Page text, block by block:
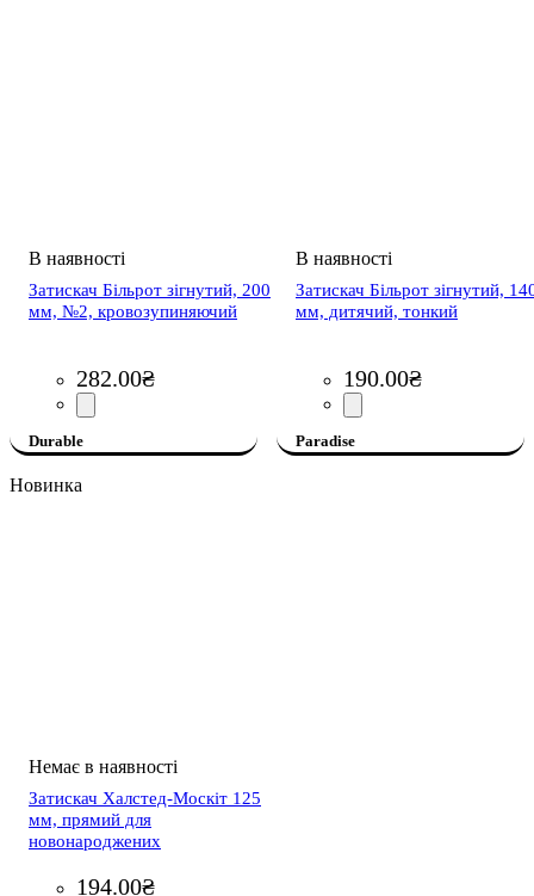
Затискач Більрот зігнутий, 200
мм, №2, кровозупиняючий
282.00₴
Durable
Затискач Більрот зігнутий,
мм, дитячий, тонкий
190.00₴
Paradise
Новинка
Затискач Халстед-Москіт 125
мм, прямий для
новонароджених
194.00₴